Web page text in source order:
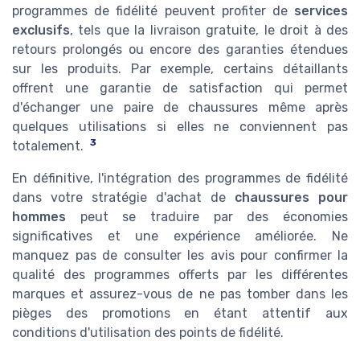
programmes de fidélité peuvent profiter de services
exclusifs, tels que la livraison gratuite, le droit à des
retours prolongés ou encore des garanties étendues
sur les produits. Par exemple, certains détaillants
offrent une garantie de satisfaction qui permet
d'échanger une paire de chaussures même après
quelques utilisations si elles ne conviennent pas
totalement.
3
En définitive, l'intégration des programmes de fidélité
dans votre stratégie d'achat de chaussures pour
hommes peut se traduire par des économies
significatives et une expérience améliorée. Ne
manquez pas de consulter les avis pour confirmer la
qualité des programmes offerts par les différentes
marques et assurez-vous de ne pas tomber dans les
pièges des promotions en étant attentif aux
conditions d'utilisation des points de fidélité.